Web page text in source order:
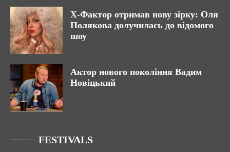
Х-Фактор отримав нову зірку: Оля
Полякова долучилась до відомого
шоу
Актор нового покоління Вадим
Новіцький
FESTIVALS